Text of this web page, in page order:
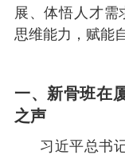
展、体悟人才需
思维能力，赋能
一、新骨班在
之声
习近平总书